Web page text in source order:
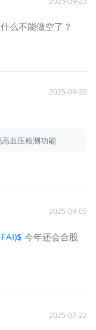
么不能做空了？
2025-09-20
血压检测功能
2025-09-05
今年还会合股
2025-07-22